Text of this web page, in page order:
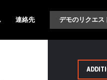
連絡先 デモのリクエス